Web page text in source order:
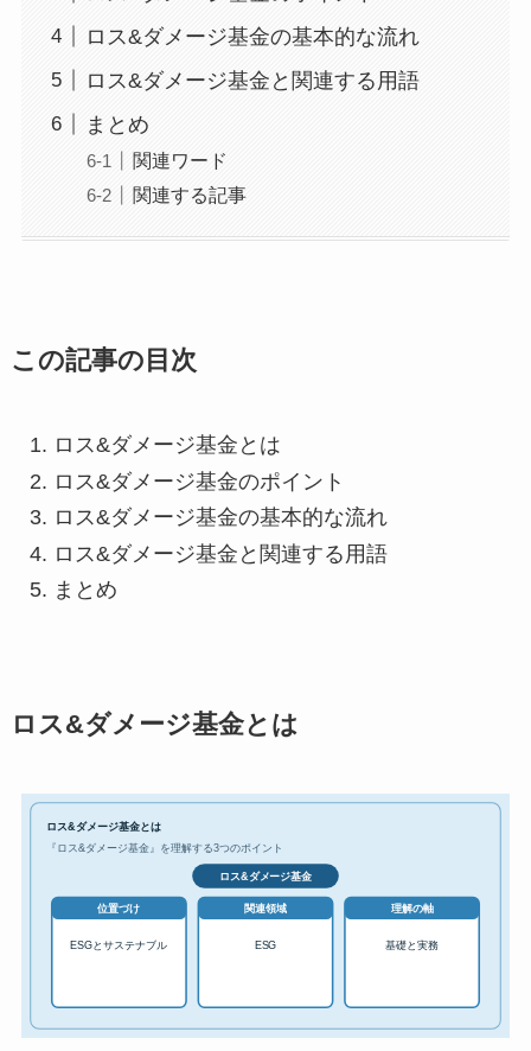
ロス&ダメージ基金の基本的な流れ
ロス&ダメージ基金と関連する用語
まとめ
関連ワード
関連する記事
この記事の目次
ロス&ダメージ基金とは
ロス&ダメージ基金のポイント
ロス&ダメージ基金の基本的な流れ
ロス&ダメージ基金と関連する用語
まとめ
ロス&ダメージ基金とは
ロス&ダメージ基金とは
『ロス&ダメージ基金』を理解する3つのポイント
ロス&ダメージ基金
位置づけ
ESGとサステナブル
関連領域
ESG
理解の軸
基礎と実務